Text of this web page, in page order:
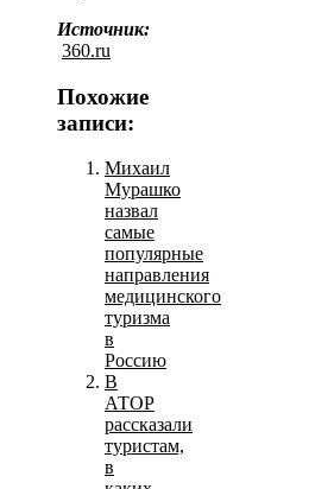
Источник:
360.ru
Похожие
записи:
Михаил
Мурашко
назвал
самые
популярные
направления
медицинского
туризма
в
Россию
В
АТОР
рассказали
туристам,
в